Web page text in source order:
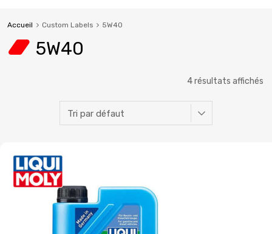
Accueil Custom Labels 5W40
5W40
4 résultats affichés